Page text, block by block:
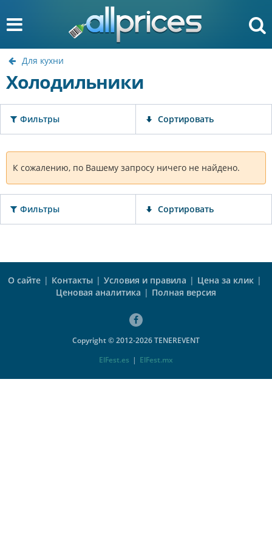
Для кухни
Холодильники
Фильтры Сортировать
К сожалению, по Вашему запросу ничего не найдено.
Фильтры Сортировать
О сайте | Контакты | Условия и правила | Цена за клик |
Ценовая аналитика | Полная версия
Copyright © 2012-2026 TENEREVENT
ElFest.es | ElFest.mx